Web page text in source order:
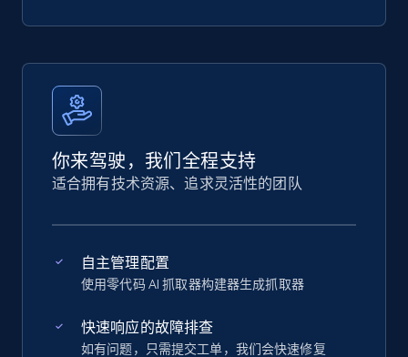
你来驾驶，我们全程支持
适合拥有技术资源、追求灵活性的团队
自主管理配置
使用零代码 AI 抓取器构建器生成抓取器
快速响应的故障排查
如有问题，只需提交工单，我们会快速修复